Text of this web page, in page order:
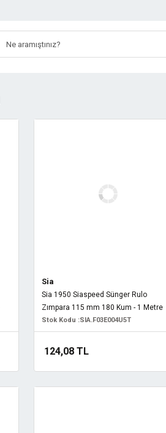
Sia
Sia 1950 Siaspeed Sünger Rulo
Zımpara 115 mm 180 Kum - 1 Metre
Stok Kodu :SIA.F03E004U5T
124,08 TL